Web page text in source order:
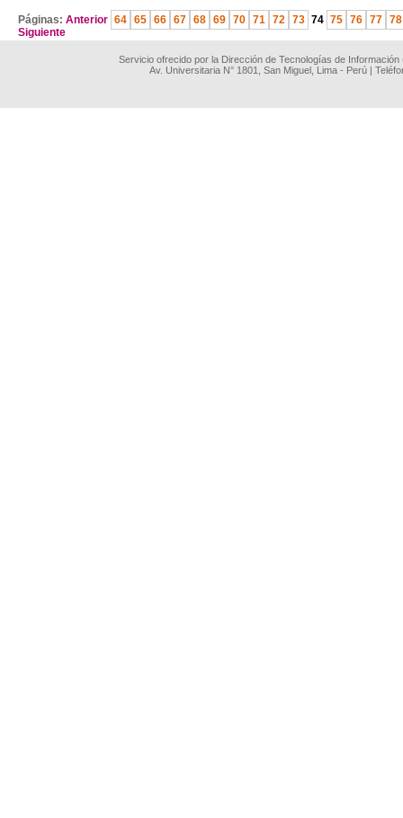
Páginas: Anterior 64 65 66 67 68 69 70 71 72 73 74 75 76 77 78
Siguiente
Servicio ofrecido por la Dirección de Tecnologías de
Av. Universitaria N° 1801, San Miguel, Lima - Perú |